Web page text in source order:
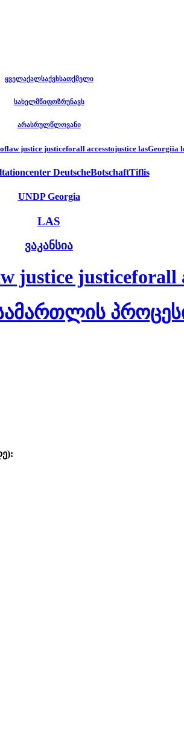
ყველაქალსაქვსსათქმელი
სახელმწიფოზრუნავს
არასრულწლოვანი
justice justiceforall accesstojustice lasGeorgiia
DeutscheBotschaftTiflis
UNDP Georgia
LAS
ვაკანსია
justice justiceforall
: